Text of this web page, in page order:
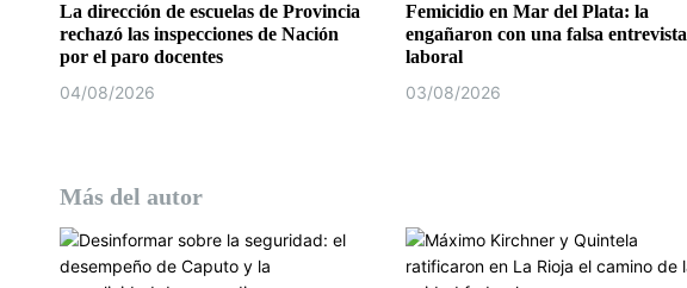
a
d
a
La dirección de escuelas de Provincia
rechazó las inspecciones de Nación
por el paro docentes
04/08/2026
Femicidio en Mar del Plata: la
engañaron con una falsa entrevista
laboral
03/08/2026
Más del autor